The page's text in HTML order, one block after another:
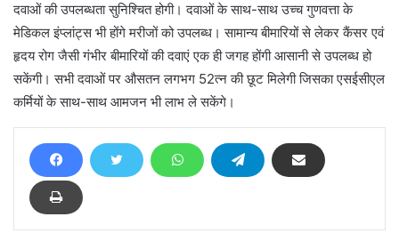
दवाओं की उपलब्धता सुनिश्चित होगी। दवाओं के साथ-साथ उच्च गुणवत्ता के
मेडिकल इंप्लांट्स भी होंगे मरीजों को उपलब्ध। सामान्य बीमारियों से लेकर कैंसर एवं
हृदय रोग जैसी गंभीर बीमारियों की दवाएं एक ही जगह होंगी आसानी से उपलब्ध हो
सकेंगी। सभी दवाओं पर औसतन लगभग 52त्न की छूट मिलेगी जिसका एसईसीएल
कर्मियों के साथ-साथ आमजन भी लाभ ले सकेंगे।